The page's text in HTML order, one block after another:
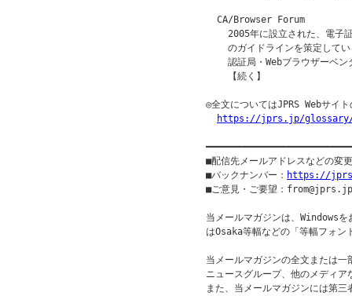
  CA/Browser Forum
2005年に設立された、電子
のガイドラインを策定して
認証局・Webブラウザーベン
    【続く】
◎全文についてはJPRS Webサイ
https://jprs.jp/glossary/
■配信先メールアドレスなどの変
■バックナンバー： https://
■ご意見・ご要望：from@jprs.jp
当メールマガジンは、Windowsを
はOsaka等幅などの「等幅フォン
当メールマガジンの全文または一
ニュースグループ、他のメディ
また、当メールマガジンには第